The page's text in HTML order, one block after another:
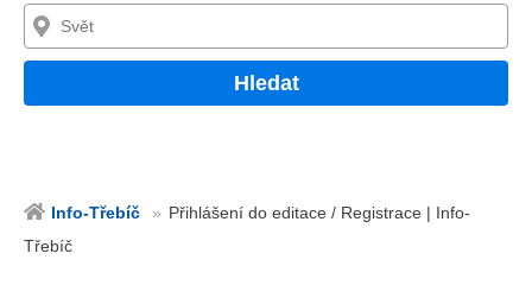
Hledat
Info-Třebíč
Přihlášení do editace / Registrace | Info-
Třebíč